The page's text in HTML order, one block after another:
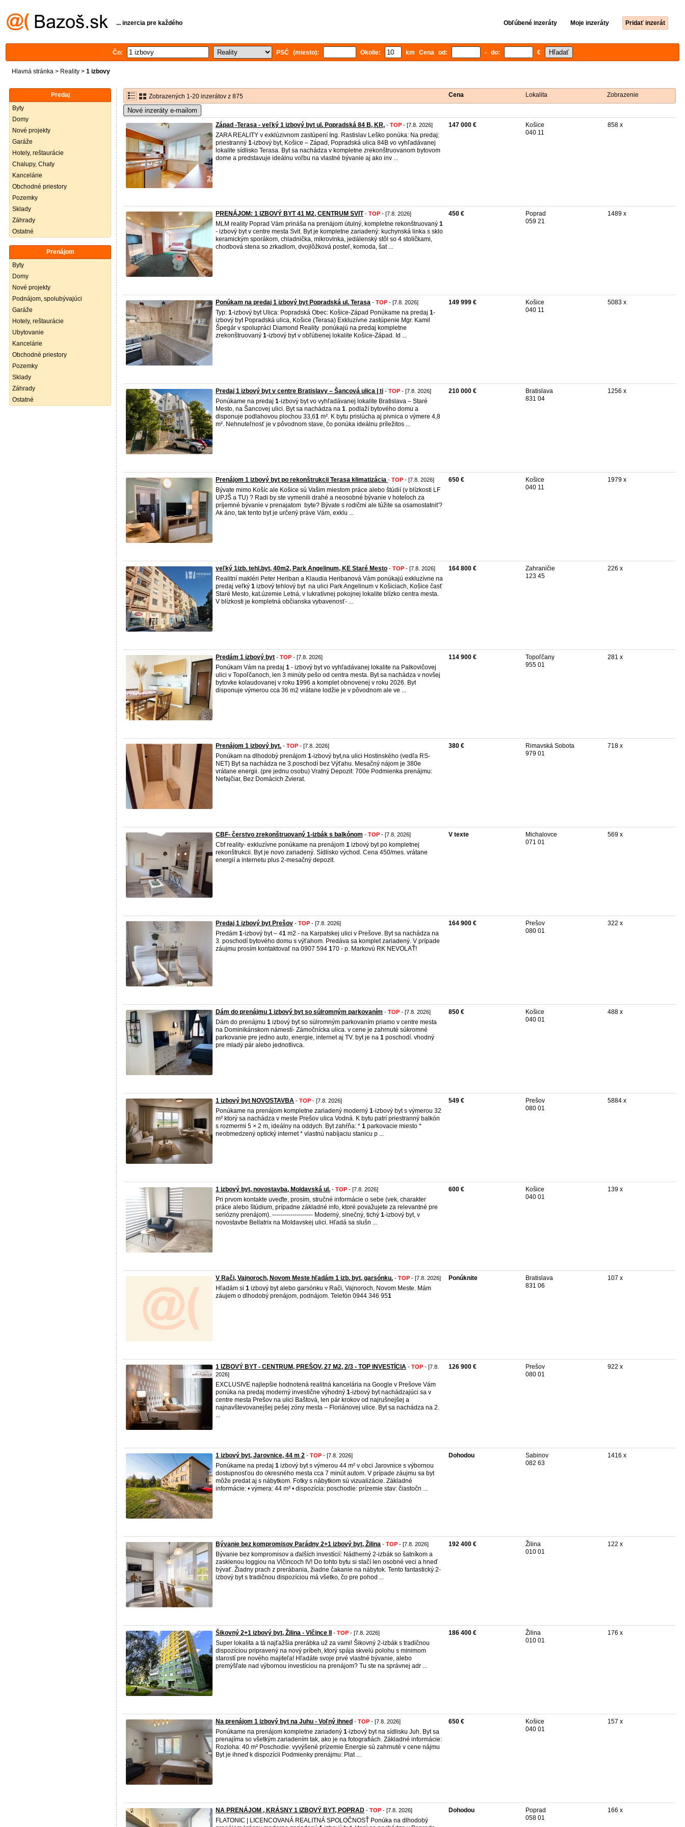
... inzercia pre každého Obľúbené inzeráty Moje inzeráty Pridať inzerát
Čo: PSČ (miesto): Okolie: km Cena od: - do: €
Hlavná stránka > Reality > 1 izbovy
Predaj
Byty
Domy
Nové projekty
Garáže
Hotely, reštaurácie
Chalupy, Chaty
Kancelárie
Obchodné priestory
Pozemky
Sklady
Záhrady
Ostatné
Prenájom
Byty
Domy
Nové projekty
Podnájom, spolubývajúci
Garáže
Hotely, reštaurácie
Ubytovanie
Kancelárie
Obchodné priestory
Pozemky
Sklady
Záhrady
Ostatné
Zobrazených 1-20 inzerátov z 875 Cena Lokalita Zobrazenie
Nové inzeráty e-mailom
Západ -Terasa - veľký 1 izbový byt ul. Popradská 84 B, KR, - TOP - [7.8. 2026]
ZARA REALITY v exklúzivnom zastúpení Ing. Rastislav Leško ponúka: Na predaj:
priestranný 1-izbový byt, Košice – Západ, Popradská ulica 84B vo vyhľadávanej
lokalite sídlisko Terasa. Byt sa nachádza v kompletne zrekonštruovanom bytovom
dome a predstavuje ideálnu voľbu na vlastné bývanie aj ako inv ...
147 000 €
Košice
040 11
858 x
PRENÁJOM: 1 IZBOVÝ BYT 41 M2, CENTRUM SVIT- TOP - [7.8. 2026]
MLM reality Poprad Vám prináša na prenájom útulný, kompletne rekonštruovaný 1
- izbový byt v centre mesta Svit. Byt je kompletne zariadený: kuchynská linka s sklo
keramickým sporákom, chladnička, mikrovlnka, jedálenský stôl so 4 stoličkami,
chodbová stena so zrkadlom, dvojlôžková posteľ, komoda, šat ...
450 €
Poprad
059 21
1489 x
Ponúkam na predaj 1 izbový byt Popradská ul. Terasa - TOP - [7.8. 2026]
Typ: 1-izbový byt Ulica: Popradská Obec: Košice-Západ Ponúkame na predaj 1-
izbový byt Popradská ulica, Košice (Terasa) Exkluzívne zastúpenie Mgr. Kamil
Špegár v spolupráci Diamond Reality ponúkajú na predaj kompletne
zrekonštruovaný 1-izbový byt v obľúbenej lokalite Košice-Západ. Id ...
149 999 €
Košice
040 11
5083 x
Predaj 1 izbový byt v centre Bratislavy – Šancová ulica | ti - TOP - [7.8. 2026]
Ponúkame na predaj 1-izbový byt vo vyhľadávanej lokalite Bratislava – Staré
Mesto, na Šancovej ulici. Byt sa nachádza na 1. podlaží bytového domu a
disponuje podlahovou plochou 33,61 m². K bytu prislúcha aj pivnica o výmere 4,8
m². Nehnuteľnosť je v pôvodnom stave, čo ponúka ideálnu príležitos ...
210 000 €
Bratislava
831 04
1256 x
Prenájom 1 izbový byt po rekonštrukcii Terasa klimatizácia - TOP - [7.8. 2026]
Bývate mimo Košíc ale Košice sú Vašim miestom práce alebo štúdií (v blízkosti LF
UPJŠ a TU) ? Radi by ste vymenili drahé a neosobné bývanie v hoteloch za
príjemné bývanie v prenajatom byte? Bývate s rodičmi ale túžite sa osamostatniť?
Ak áno, tak tento byt je určený práve Vám, exklu ...
650 €
Košice
040 11
1979 x
veľký 1izb. tehl.byt, 40m2, Park Angelinum, KE Staré Mesto - TOP - [7.8. 2026]
Realitní makléri Peter Heriban a Klaudia Heribanová Vám ponúkajú exkluzívne na
predaj veľký 1 izbový tehlový byt na ulici Park Angelinum v Košiciach, Košice časť
Staré Mesto, kat.územie Letná, v lukratívnej pokojnej lokalite blízko centra mesta.
V blízkosti je kompletná občianska vybavenosť- ...
164 800 €
Zahraničie
123 45
226 x
Predám 1 izbový byt - TOP - [7.8. 2026]
Ponúkam Vám na predaj 1 - izbový byt vo vyhľadávanej lokalite na Palkovičovej
ulici v Topoľčanoch, len 3 minúty pešo od centra mesta. Byt sa nachádza v novšej
bytovke kolaudovanej v roku 1996 a komplet obnovenej v roku 2026. Byt
disponuje výmerou cca 36 m2 vrátane lodžie je v pôvodnom ale ve ...
114 900 €
Topoľčany
955 01
281 x
Prenájom 1 izbový byt. - TOP - [7.8. 2026]
Ponúkam na dlhodobý prenájom 1-izbový byt,na ulici Hostinského (vedľa RS-
NET) Byt sa nachádza ne 3.poschodí bez Výťahu. Mesačný nájom je 380e
vrátane energii. (pre jednu osobu) Vratný Depozit: 700e Podmienka prenájmu:
Nefajčiar, Bez Domácich Zvierat.
380 €
Rimavská Sobota
979 01
718 x
CBF- čerstvo zrekonštruovaný 1-izbák s balkónom - TOP - [7.8. 2026]
Cbf reality- exkluzívne ponúkame na prenájom 1 izbový byt po kompletnej
rekonštrukcii. Byt je novo zariadený. Sídlisko východ. Cena 450/mes. vrátane
energií a internetu plus 2-mesačný depozit.
V texte
Michalovce
071 01
569 x
Predaj 1 izbový byt Prešov - TOP - [7.8. 2026]
Predám 1-izbový byt – 41 m2 - na Karpatskej ulici v Prešove. Byt sa nachádza na
3. poschodí bytového domu s výťahom. Predáva sa komplet zariadený. V prípade
záujmu prosím kontaktovať na 0907 594 170 - p. Markovú RK NEVOLAŤ!
164 900 €
Prešov
080 01
322 x
Dám do prenájmu 1 izbový byt so súlromným parkovaním - TOP - [7.8. 2026]
Dám do prenájmu 1 izbový byt so súlromným parkovaním priamo v centre mesta
na Dominikánskom námestí- Zámočnícka ulica. v cene je zahrnuté súkromné
parkovanie pre jedno auto, energie, internet aj TV. byt je na 1 poschodí. vhodný
pre mladý pár alebo jednotlivca.
850 €
Košice
040 01
488 x
1 izbový byt NOVOSTAVBA - TOP - [7.8. 2026]
Ponúkame na prenájom kompletne zariadený moderný 1-izbový byt s výmerou 32
m² ktorý sa nachádza v meste Prešov ulica Vodná. K bytu patrí priestranný balkón
s rozmermi 5 × 2 m, ideálny na oddych. Byt zahŕňa: * 1 parkovacie miesto *
neobmedzený optický internet * vlastnú nabíjaciu stanicu p ...
549 €
Prešov
080 01
5884 x
1 izbový byt, novostavba, Moldavská ul. - TOP - [7.8. 2026]
Pri prvom kontakte uveďte, prosím, stručné informácie o sebe (vek, charakter
práce alebo štúdium, prípadne základné info, ktoré považujete za relevantné pre
seriózny prenájom). -------------------- Moderný, slnečný, tichý 1-izbový byt, v
novostavbe Bellatrix na Moldavskej ulici. Hľadá sa slušn ...
600 €
Košice
040 01
139 x
V Rači, Vajnoroch, Novom Meste hľadám 1 izb. byt, garsónku. - TOP - [7.8. 2026]
Hľadám si 1 izbový byt alebo garsónku v Rači, Vajnoroch, Novom Meste. Mám
záujem o dlhodobý prenájom, podnájom. Telefón 0944 346 951
Ponúknite
Bratislava
831 06
107 x
1 IZBOVÝ BYT - CENTRUM, PREŠOV, 27 M2, 2/3 - TOP INVESTÍCIA - TOP - [7.8.
2026]
EXCLUSIVE najlepšie hodnotená realitná kancelária na Google v Prešove Vám
ponúka na predaj moderný investične výhodný 1-izbový byt nachádzajúci sa v
centre mesta Prešov na ulici Baštová, len pár krokov od najrušnejšej a
najnavštevovanejšej pešej zóny mesta – Floriánovej ulice. Byt sa nachádza na 2.
...
126 900 €
Prešov
080 01
922 x
1 izbový byt, Jarovnice, 44 m 2 - TOP - [7.8. 2026]
Ponúkame na predaj 1 izbový byt s výmerou 44 m² v obci Jarovnice s výbornou
dostupnosťou do okresného mesta cca 7 minút autom. V prípade záujmu sa byt
môže predat aj s nábytkom. Fotky s nábytkom sú vizualizácie. Základné
informácie: • výmera: 44 m² • dispozícia: poschodie: prízemie stav: čiastočn ...
Dohodou
Sabinov
082 63
1416 x
Bývanie bez kompromisov Parádny 2+1 izbový byt, Žilina - TOP - [7.8. 2026]
Bývanie bez kompromisov a ďalších investícií: Nádherný 2-izbák so šatníkom a
zasklenou loggiou na Vlčincoch IV! Do tohto bytu si stačí len osobné veci a hneď
bývať. Žiadny prach z prerábania, žiadne čakanie na nábytok. Tento fantastický 2-
izbový byt s tradičnou dispozíciou má všetko, čo pre pohod ...
192 400 €
Žilina
010 01
122 x
Šikovný 2+1 izbový byt, Žilina - Vlčince II - TOP - [7.8. 2026]
Super lokalita a tá najťažšia prerábka už za vami! Šikovný 2-izbák s tradičnou
dispozíciou pripravený na nový príbeh, ktorý spája skvelú polohu s minimom
starostí pre nového majiteľa! Hľadáte svoje prvé vlastné bývanie, alebo
premýšľate nad výbornou investíciou na prenájom? Tu ste na správnej adr ...
186 400 €
Žilina
010 01
176 x
Na prenájom 1 izbový byt na Juhu - Voľný ihned - TOP - [7.8. 2026]
Ponúkame na prenájom kompletne zariadený 1-izbový byt na sídlisku Juh. Byt sa
prenajíma so všetkým zariadením tak, ako je na fotografiách. Základné informácie:
Rozloha: 40 m² Poschodie: vyvýšené prízemie Energie sú zahrnuté v cene nájmu
Byt je ihneď k dispozícii Podmienky prenájmu: Plat ...
650 €
Košice
040 01
157 x
NA PRENÁJOM , KRÁSNY 1 IZBOVÝ BYT, POPRAD - TOP - [7.8. 2026]
FLATONIC | LICENCOVANÁ REALITNÁ SPOLOČNOSŤ Ponúka na dlhodobý
Dohodou
Poprad
058 01
166 x